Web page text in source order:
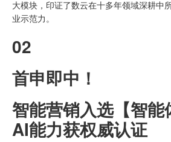
大模块，印证了数云在十多年领域深耕中
业示范力。
02
首申即中！
智能营销入选【智能
AI能力获权威认证